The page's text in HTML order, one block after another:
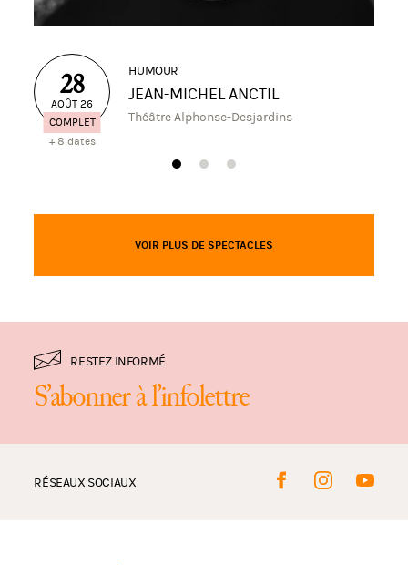
28
AOÛT 26
COMPLET
+ 8 dates
HUMOUR
JEAN-MICHEL ANCTIL
Théâtre Alphonse-Desjardins
VOIR PLUS DE SPECTACLES
RESTEZ INFORMÉ
S’abonner à l’infolettre
RÉSEAUX SOCIAUX